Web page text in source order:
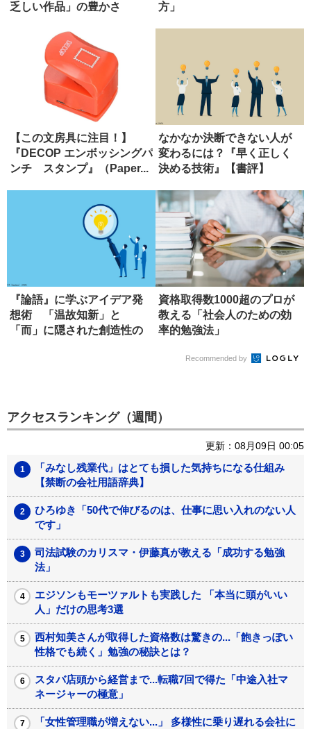
乏しい作品」の豊かさ
方」
【この文房具に注目！】
『DECOP エンボッシングパ
ンチ スタンプ』（Paper...
なかなか決断できない人が
変わるには？『早く正しく
決める技術』【書評】
『論語』に学ぶアイデア発
想術 「温故知新」と
「而」に隠された創造性の
資格取得数1000超のプロが
教える「社会人のための効
率的勉強法」
Recommended by
アクセスランキング（週間）
更新：08月09日 00:05
「みなし残業代」はとても損した気持ちになる仕組み
【禁断の会社用語辞典】
ひろゆき「50代で伸びるのは、仕事に思い入れのない人
です」
司法試験のカリスマ・伊藤真が教える「成功する勉強
法」
エジソンもモーツァルトも実践した 「本当に頭がいい
人」だけの思考3選
西村知美さんが取得した資格数は驚きの...「飽きっぽい
性格でも続く」勉強の秘訣とは？
スタバ店頭から経営まで...転職7回で得た「中途入社マ
ネージャーの極意」
「女性管理職が増えない...」 多様性に乗り遅れる会社に